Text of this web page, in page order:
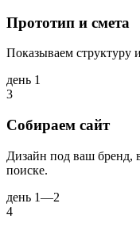
Прототип и смета
Показываем структуру
день 1
3
Собираем сайт
Дизайн под ваш бренд,
поиске.
день 1—2
4